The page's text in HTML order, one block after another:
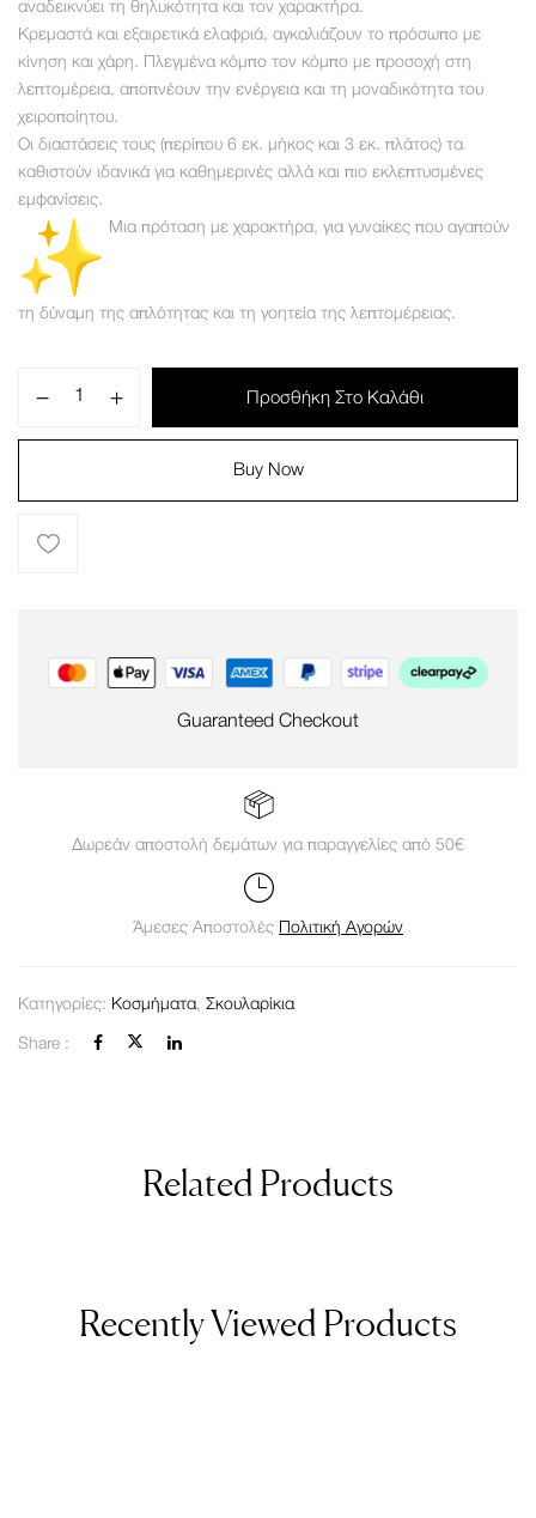
αναδεικνύει τη θηλυκότητα και τον χαρακτήρα.
Κρεμαστά και εξαιρετικά ελαφριά, αγκαλιάζουν το πρόσωπο με
κίνηση και χάρη. Πλεγμένα κόμπο τον κόμπο με προσοχή στη
λεπτομέρεια, αποπνέουν την ενέργεια και τη μοναδικότητα του
χειροποίητου.
Οι διαστάσεις τους (περίπου 6 εκ. μήκος και 3 εκ. πλάτος) τα
καθιστούν ιδανικά για καθημερινές αλλά και πιο εκλεπτυσμένες
εμφανίσεις.
Μια πρόταση με χαρακτήρα, για γυναίκες που αγαπούν
τη δύναμη της απλότητας και τη γοητεία της λεπτομέρειας.
Προσθήκη Στο Καλάθι
Buy Now
Guaranteed Checkout
Δωρεάν αποστολή δεμάτων για παραγγελίες από 50€
Άμεσες Αποστολές Πολιτική Αγορών
Κατηγορίες: Κοσμήματα, Σκουλαρίκια
Share :
Related Products
Recently Viewed Products